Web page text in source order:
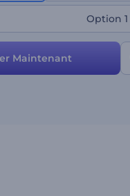
maintenant et démarquez-
!
Option 1
Maintenant